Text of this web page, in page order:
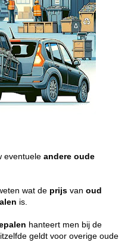
eventuele andere oude
wat de prijs van oud
is.
hanteert men bij de
geldt voor overige oude